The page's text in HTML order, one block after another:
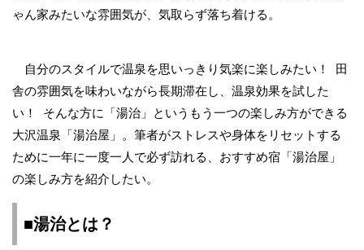
ゃん家みたいな雰囲気が、気取らず落ち着ける。
自分のスタイルで温泉を思いっきり気楽に楽しみたい！ 田
舎の雰囲気を味わいながら長期滞在し、温泉効果を試した
い！ そんな方に「湯治」というもう一つの楽しみ方ができる
大沢温泉「湯治屋」。筆者がストレスや身体をリセットする
ために一年に一度一人で必ず訪れる、おすすめ宿「湯治屋」
の楽しみ方を紹介したい。
■湯治とは？